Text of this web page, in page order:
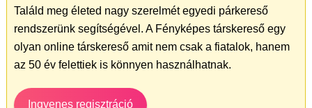
Találd meg életed nagy szerelmét egyedi párkereső
rendszerünk segítségével. A Fényképes társkereső egy
olyan online társkereső amit nem csak a fiatalok, hanem
az 50 év felettiek is könnyen használhatnak.
Ingyenes regisztráció